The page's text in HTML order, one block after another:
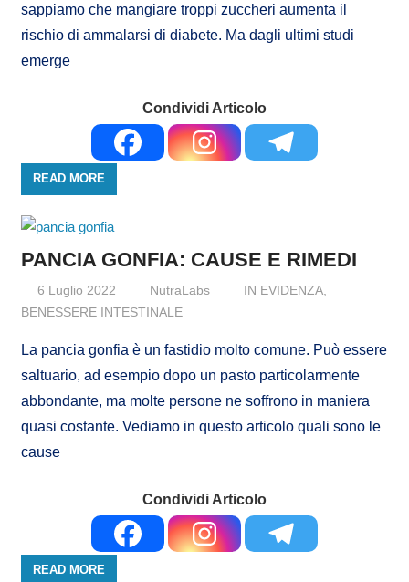
sappiamo che mangiare troppi zuccheri aumenta il
rischio di ammalarsi di diabete. Ma dagli ultimi studi
emerge
Condividi Articolo
READ MORE
PANCIA GONFIA: CAUSE E RIMEDI
6 Luglio 2022 NutraLabs IN EVIDENZA
BENESSERE INTESTINALE
La pancia gonfia è un fastidio molto comune. Può essere
saltuario, ad esempio dopo un pasto particolarmente
abbondante, ma molte persone ne soffrono in maniera
quasi costante. Vediamo in questo articolo quali sono le
cause
Condividi Articolo
READ MORE